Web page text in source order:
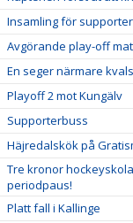
Insamling för
Avgörande play-off
En seger närmare
Playoff 2 mot Kungälv
Supporterbuss
Häjredalskök på
Tre kronor
periodpaus!
Platt fall i Kallinge